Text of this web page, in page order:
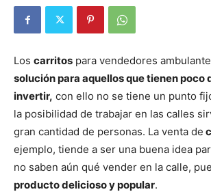
Los carritos para vendedores
solución para aquellos que tienen poco
invertir, con ello no se tiene un punto
la posibilidad de trabajar en las calles
gran cantidad de personas. La venta de
ejemplo, tiende a ser una buena idea
no saben aún qué vender en la calle,
producto delicioso y popular.